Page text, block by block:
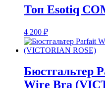
000 ₽
–
Топ Esotiq
4 200 ₽
Бюстгальтер
Wire Bra